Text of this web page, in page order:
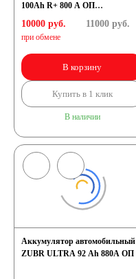
100Ah R+ 800 A ОП
(353x175x190) L5
10000 руб.
при обмене
11000руб.
В корзину
Купить в 1 клик
В наличии
Аккумулятор автомобильный
ZUBR ULTRA 92 Ah 880A ОП